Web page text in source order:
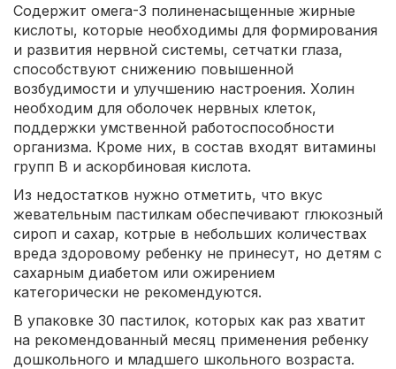
Содержит омега-3 полиненасыщенные жирные
кислоты, которые необходимы для формирования
и развития нервной системы, сетчатки глаза,
способствуют снижению повышенной
возбудимости и улучшению настроения. Холин
необходим для оболочек нервных клеток,
поддержки умственной работоспособности
организма. Кроме них, в состав входят витамины
групп В и аскорбиновая кислота.
Из недостатков нужно отметить, что вкус
жевательным пастилкам обеспечивают глюкозный
сироп и сахар, котрые в небольших количествах
вреда здоровому ребенку не принесут, но детям с
сахарным диабетом или ожирением
категорически не рекомендуются.
В упаковке 30 пастилок, которых как раз хватит
на рекомендованный месяц применения ребенку
дошкольного и младшего школьного возраста.